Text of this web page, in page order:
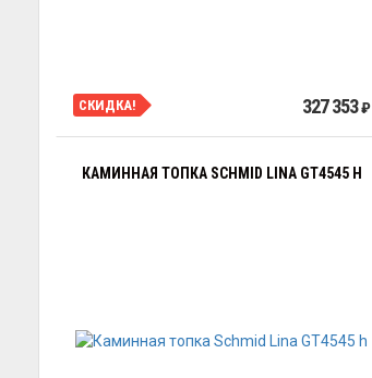
СКИДКА! 327 353₽
КАМИННАЯ ТОПКА SCHMID LINA GT4545 H